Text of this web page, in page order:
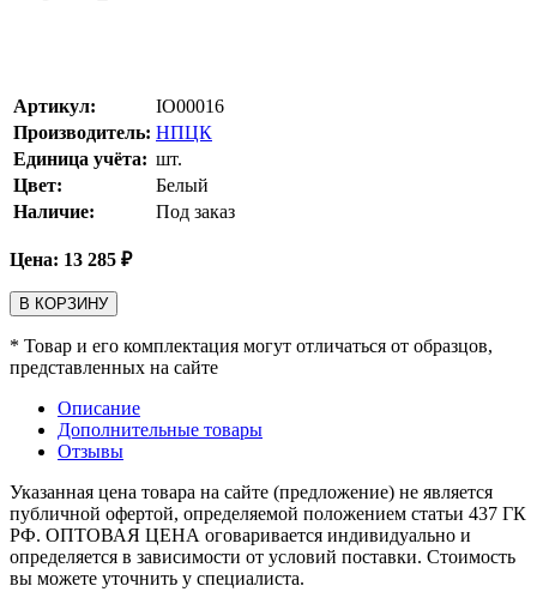
Артикул:
IO00016
Производитель: НПЦК
Единица учёта: шт.
Цвет:
Белый
Наличие:
Под заказ
Цена: 13 285 ₽
В КОРЗИНУ
* Товар и его комплектация могут отличаться от образцов,
представленных на сайте
Описание
Дополнительные товары
Отзывы
Указанная цена товара на сайте (предложение) не является
публичной офертой, определяемой положением статьи 437 ГК
РФ. ОПТОВАЯ ЦЕНА оговаривается индивидуально и
определяется в зависимости от условий поставки. Стоимость
вы можете уточнить у специалиста.